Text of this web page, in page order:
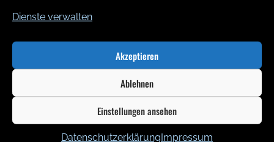
Dienste verwalten
Akzeptieren
Ablehnen
Einstellungen ansehen
DatenschutzerklärungImpressum
_ Arne Buchin
_ 0172/3178454
www.karate-buchin.de
KampfkunstzentrumBuchin
#kampfkunstzentrumbuchin